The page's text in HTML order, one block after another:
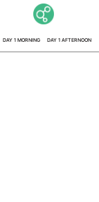
DAY 1 MORNING DAY 1 AFTERNOON